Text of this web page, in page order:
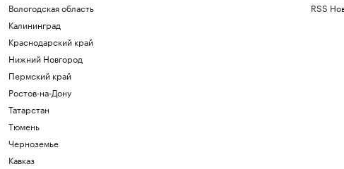
Вологодская область
Калининград
Краснодарский край
Нижний Новгород
Пермский край
Ростов-на-Дону
Татарстан
Тюмень
Черноземье
Кавказ
RSS